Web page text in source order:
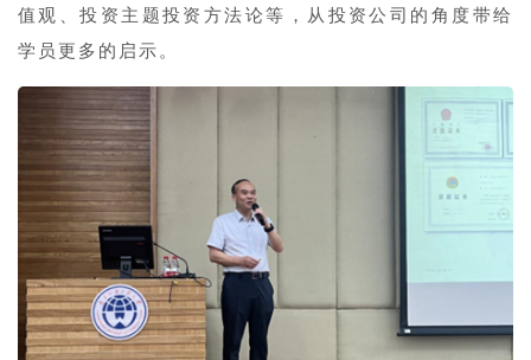
值观、投资主题投资方法论等，从投资公司的角度带给
学员更多的启示。